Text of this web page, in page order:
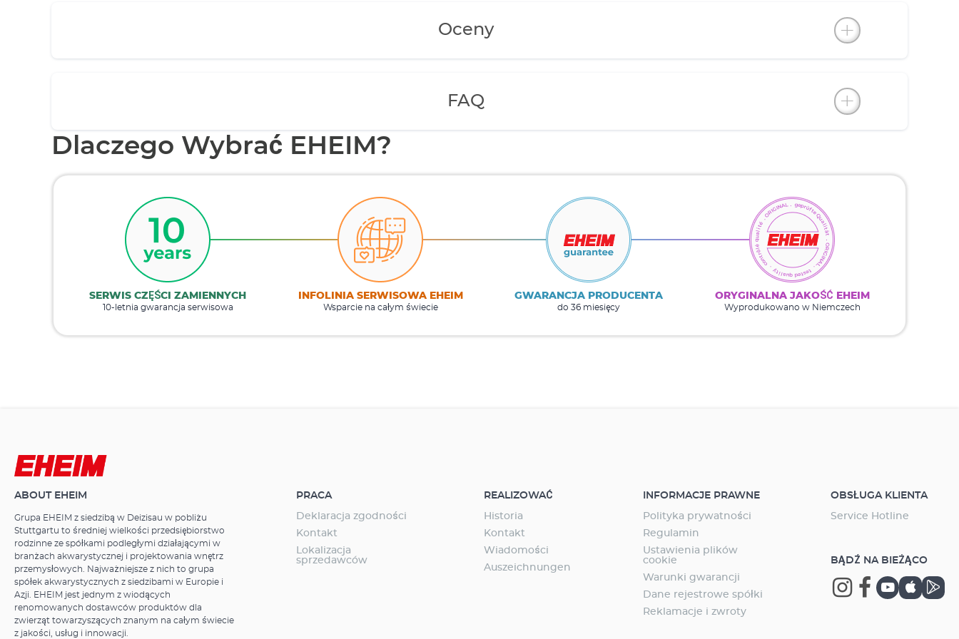
Oceny
FAQ
Dlaczego Wybrać EHEIM?
SERWIS CZĘŚCI ZAMIENNYCH
10-letnia gwarancja serwisowa
INFOLINIA SERWISOWA EHEIM
Wsparcie na całym świecie
GWARANCJA PRODUCENTA
do 36 miesięcy
ORYGINALNA JAKOŚĆ EHEIM
Wyprodukowano w Niemczech
ABOUT EHEIM
Grupa EHEIM z siedzibą w Deizisau w pobliżu
Stuttgartu to średniej wielkości przedsiębiorstwo
rodzinne ze spółkami podległymi działającymi w
branżach akwarystycznej i projektowania wnętrz
przemysłowych. Najważniejsze z nich to grupa
spółek akwarystycznych z siedzibami w Europie i
Azji. EHEIM jest jednym z wiodących
renomowanych dostawców produktów dla
zwierząt towarzyszących znanym na całym świecie
z jakości, usług i innowacji.
PRACA
Deklaracja zgodności
Kontakt
Lokalizacja
sprzedawców
REALIZOWAĆ
Historia
Kontakt
Wiadomości
Auszeichnungen
INFORMACJE PRAWNE
Polityka prywatności
Regulamin
Ustawienia plików
cookie
Warunki gwarancji
Dane rejestrowe spółki
Reklamacje i zwroty
OBSŁUGA KLIENTA
Service Hotline
BĄDŹ NA BIEŻĄCO